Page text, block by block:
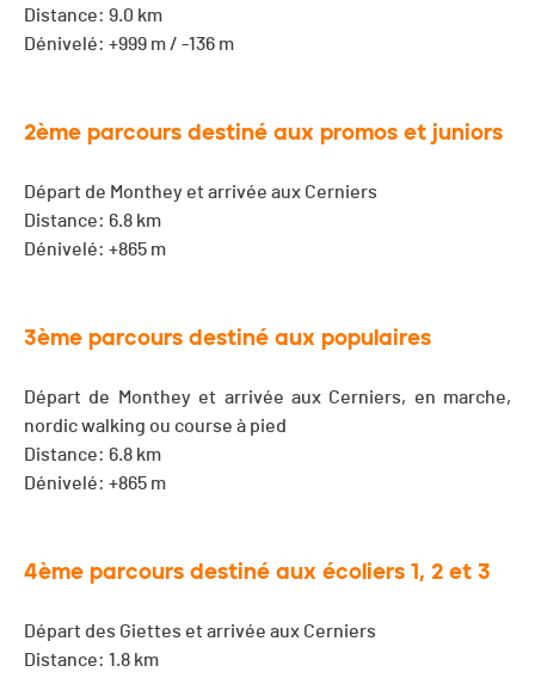
Distance: 9.0 km
Dénivelé: +999 m / -136 m
2ème parcours destiné aux promos et juniors
Départ de Monthey et arrivée aux Cerniers
Distance: 6.8 km
Dénivelé: +865 m
3ème parcours destiné aux populaires
Départ de Monthey et arrivée aux Cerniers, en marche,
nordic walking ou course à pied
Distance: 6.8 km
Dénivelé: +865 m
4ème parcours destiné aux écoliers 1, 2 et 3
Départ des Giettes et arrivée aux Cerniers
Distance: 1.8 km